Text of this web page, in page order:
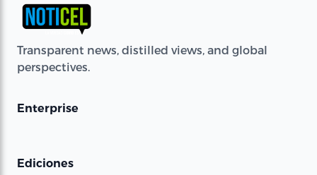
Transparent news, distilled views, and global
perspectives.
Enterprise
Ediciones